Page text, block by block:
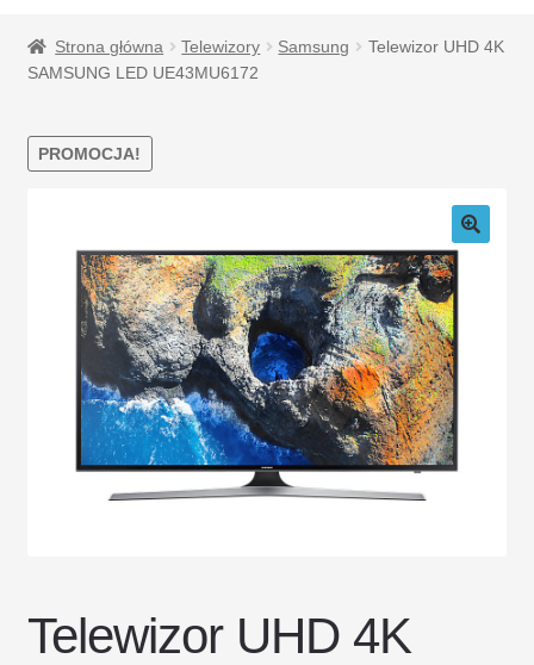
menu
O NAS
BEZPIECZNE PŁATNOŚCI
DOSTAWA I ZWROTY
POLITYKA PRYWATNOŚCI
Strona główna Telewizory Samsung
Telewizor UHD 4K
SAMSUNG LED UE43MU6172
PROMOCJA!
Telewizor UHD 4K